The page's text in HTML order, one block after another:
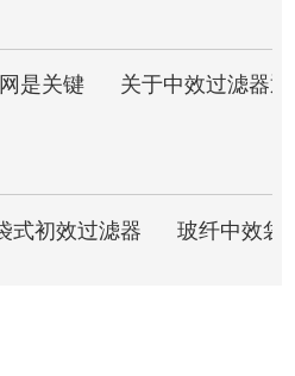
是关键 关于中效过滤器
式初效过滤器 玻纤中效袋